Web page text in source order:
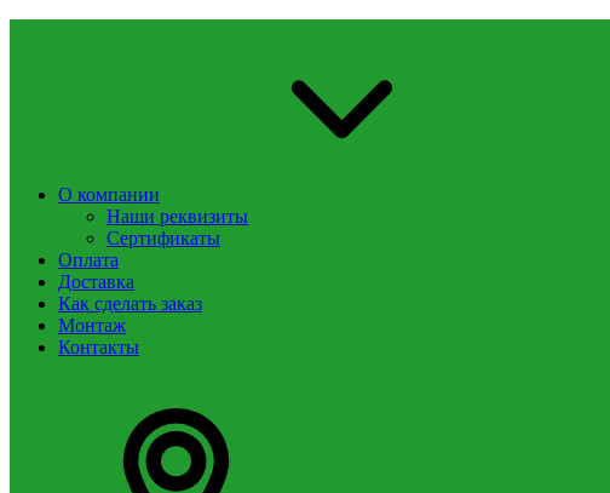
О компании
Наши реквизиты
Сертификаты
Оплата
Доставка
Как сделать заказ
Монтаж
Контакты